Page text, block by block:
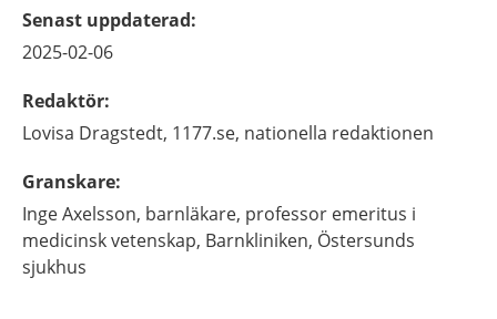
Senast uppdaterad:
2025-02-06
Redaktör:
Lovisa Dragstedt, 1177.se, nationella redaktionen
Granskare:
IngeAxelsson, barnläkare, professor emeritus i
medicinsk vetenskap, Barnkliniken, Östersunds
sjukhus